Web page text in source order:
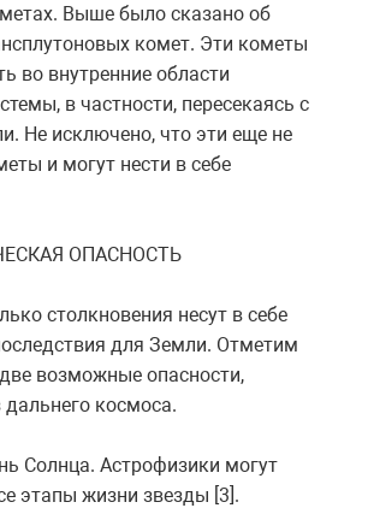
Выше было сказано об
комет. Эти кометы
во внутренние области
в частности, пересекаясь с
Не исключено, что эти еще не
и могут нести в себе
ОПАСНОСТЬ
столкновения несут в себе
для Земли. Отметим
возможные опасности,
космоса.
Солнца. Астрофизики могут
этапы жизни звезды [3].